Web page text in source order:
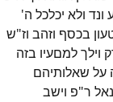
ולא יכלכל ה'
בכסף וזהב וז"ש
למםעיו בזה
על שאלותיהם
ר"פ וישב